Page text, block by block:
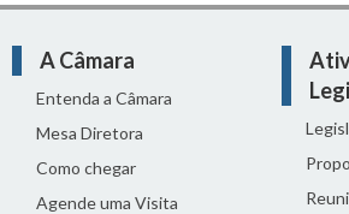
A Câmara
Entenda a Câmara
Mesa Diretora
Como chegar
Agende uma Visita